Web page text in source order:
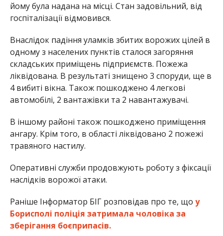
йому була надана на місці. Стан задовільний, від
госпіталізації відмовився.
Внаслідок падіння уламків збитих ворожих цілей в
одному з населених пунктів сталося загоряння
складських приміщень підприємств. Пожежа
ліквідована. В результаті знищено 3 споруди, ще в
4 вибиті вікна. Також пошкоджено 4 легкові
автомобілі, 2 вантажівки та 2 навантажувачі.
В іншому районі також пошкоджено приміщення
ангару. Крім того, в області ліквідовано 2 пожежі
травяного настилу.
Оперативні служби продовжують роботу з фіксації
наслідків ворожої атаки.
Раніше Інформатор БІГ розповідав про те, що у
Борисполі поліція затримала чоловіка за
зберігання боєприпасів.